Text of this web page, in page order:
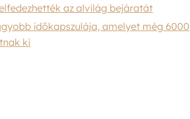
az alvilág bejáratát
időkapszulája, amelyet még 6000
ki